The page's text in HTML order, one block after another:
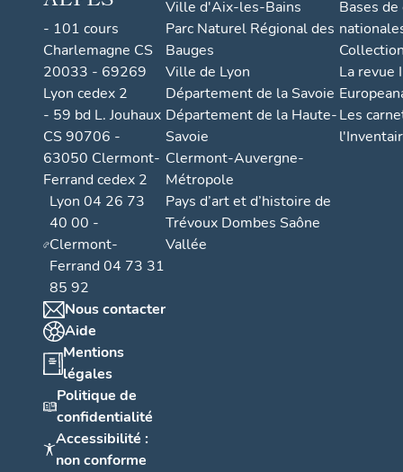
- 101 cours
Charlemagne CS
20033 - 69269
Lyon cedex 2
- 59 bd L. Jouhaux
CS 90706 -
63050 Clermont-
Ferrand cedex 2
Lyon 04 26 73
40 00 -
Clermont-
Ferrand 04 73 31
85 92
Nous contacter
Aide
Mentions
légales
Politique de
confidentialité
Accessibilité :
non conforme
Ville d'Aix-les-Bains
Parc Naturel Régional des
Bauges
Ville de Lyon
Département de la Savoie
Département de la Haute-
Savoie
Clermont-Auvergne-
Métropole
Pays d’art et d’histoire de
Trévoux Dombes Saône
Vallée
Bases
La revue
Les